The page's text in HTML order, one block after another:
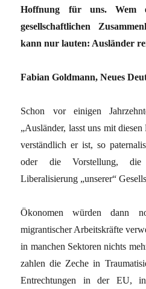
Hoffnung für uns. Wem
gesellschaftlichen
kann nur lauten: Ausländer
Fabian Goldmann, Neues
Schon vor einigen
„Ausländer, lasst uns mit
verständlich er ist, so
oder die Vorstellung,
Liberalisierung „unserer“
Ökonomen würden dann
migrantischer Arbeitskräfte
in manchen Sektoren nichts
zahlen die Zeche in
Entrechtungen in der EU,